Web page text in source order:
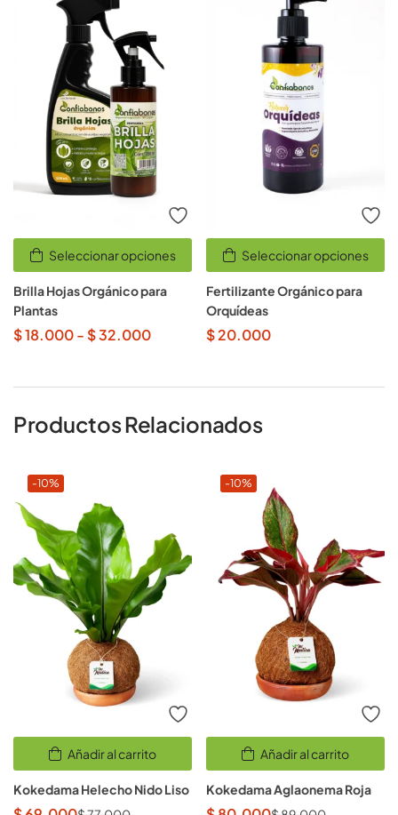
Seleccionar opciones
Brilla Hojas Orgánico para
Plantas
$18.000- $32.000
Seleccionar opciones
Fertilizante Orgánico para
Orquídeas
$20.000
Productos Relacionados
Añadir al carrito
-10%
Kokedama Helecho Nido Liso
Añadir al carrito
-10%
Kokedama Aglaonema Roja